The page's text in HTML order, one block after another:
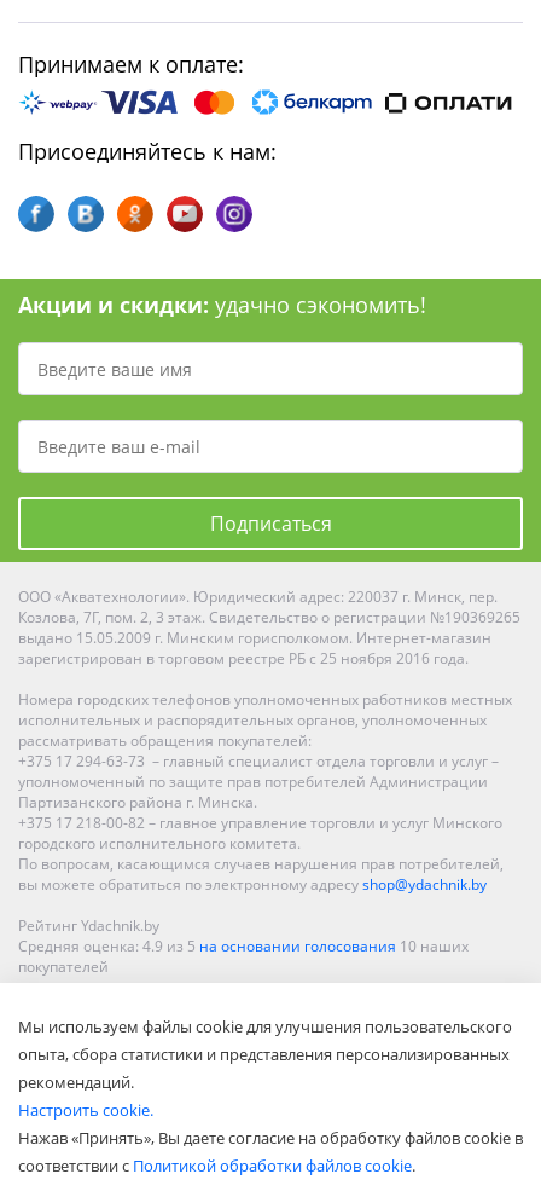
Принимаем к оплате:
Присоединяйтесь к нам:
Акции и скидки: удачно сэкономить!
Подписаться
ООО «Акватехнологии». Юридический адрес: 220037 г. Минск, пер.
Козлова, 7Г, пом. 2, 3 этаж. Свидетельство о регистрации №190369265
выдано 15.05.2009 г. Минским горисполкомом. Интернет-магазин
зарегистрирован в торговом реестре РБ с 25 ноября 2016 года.
Номера городских телефонов уполномоченных работников местных
исполнительных и распорядительных органов, уполномоченных
рассматривать обращения покупателей:
+375 17 294-63-73 – главный специалист отдела торговли и услуг –
уполномоченный по защите прав потребителей Администрации
Партизанского района г. Минска.
+375 17 218-00-82 – главное управление торговли и услуг Минского
городского исполнительного комитета.
По вопросам, касающимся случаев нарушения прав потребителей,
вы можете обратиться по электронному адресуshop@ydachnik.by
Рейтинг Ydachnik.by
Средняя оценка: 4.9 из 5 на основании голосования 10 наших
покупателей
Гродно, Могилеве, Бобруйске, Барановичах, Молодечно,
Новополоцке, Пинске, Солигорске. При заказе в интернет-магазине
доставка осуществляется по всей Беларуси.
Мы используем файлы cookie для улучшения пользовательского
опыта, сбора статистики и представления персонализированных
рекомендаций.
Настроить cookie.
Нажав «Принять», Вы даете согласие на обработку файлов cookie в
соответствии с Политикой обработки файлов cookie.